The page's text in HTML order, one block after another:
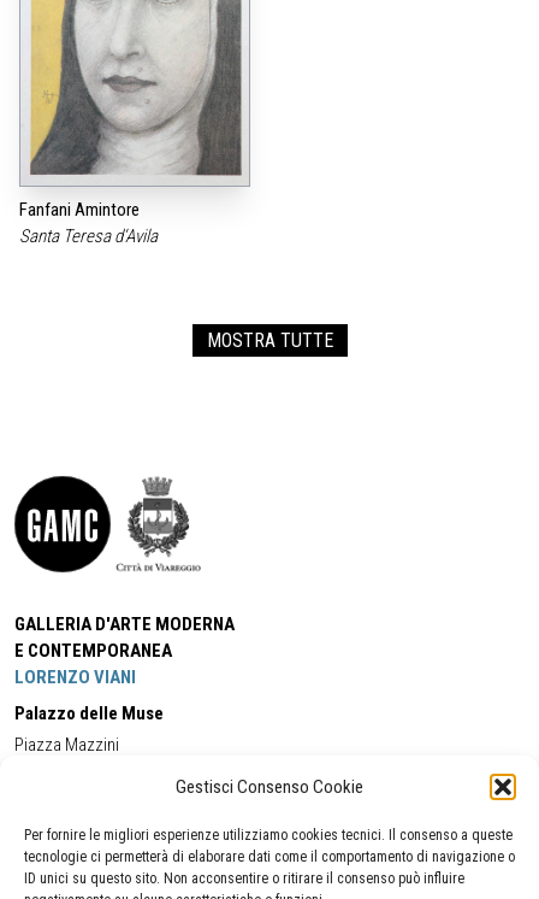
Gestisci Consenso Cookie
Per fornire le migliori esperienze utilizziamo cookies tecnici. Il consenso a queste
tecnologie ci permetterà di elaborare dati come il comportamento di navigazione o
ID unici su questo sito. Non acconsentire o ritirare il consenso può influire
Fanfani Amintore
Santa Teresa d‘Avila
MOSTRA TUTTE
GALLERIA D'ARTE MODERNA
E CONTEMPORANEA
LORENZO VIANI
Palazzo delle Muse
Piazza Mazzini
Cell:+39 338 5714978 (orario apertura Galleria)
Tel:
+39 0584 944580
(orario 09.00/13.00)
Email:gamc@comune.viareggio.lu.it